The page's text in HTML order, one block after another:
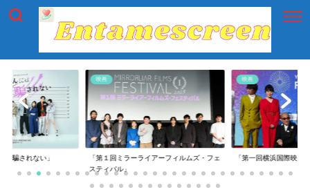
は騙されない」
映画
「第１回ミラーライアーフィルムズ・フェ
スティバル」
映画
「第一回横浜国際映画